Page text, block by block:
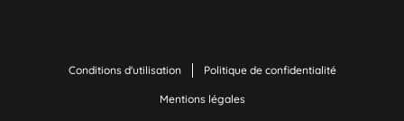
Conditions d'utilisation Politique de confidentialité
Mentions légales